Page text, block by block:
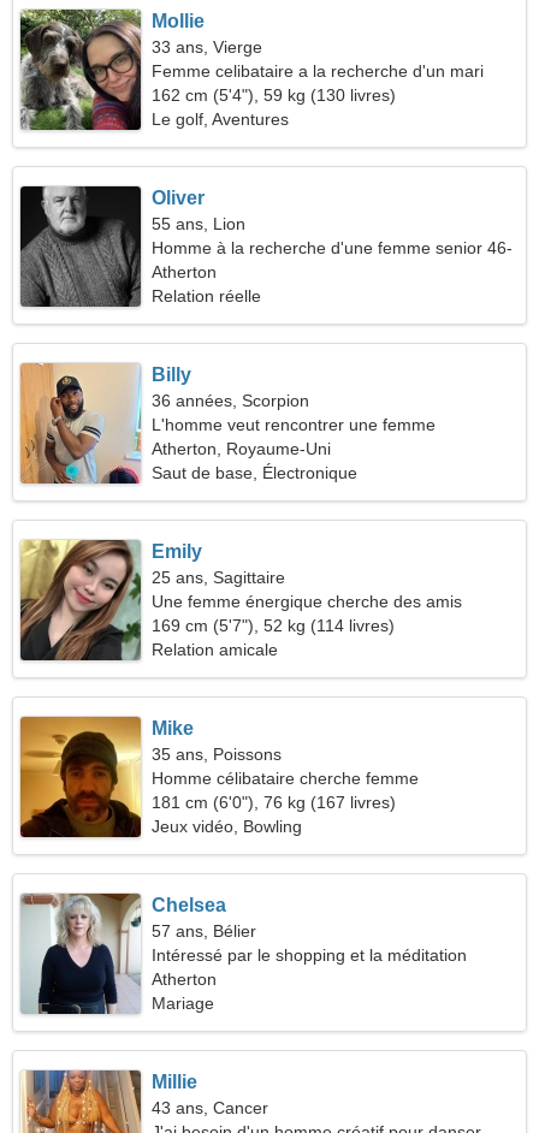
Mollie
33 ans, Vierge
Femme celibataire a la recherche d'un mari
162 cm (5'4"), 59 kg (130 livres)
Le golf, Aventures
Oliver
55 ans, Lion
Homme à la recherche d'une femme senior 46-
50
Atherton
Relation réelle
Billy
36 années, Scorpion
L'homme veut rencontrer une femme
Atherton, Royaume-Uni
Saut de base, Électronique
Emily
25 ans, Sagittaire
Une femme énergique cherche des amis
169 cm (5'7"), 52 kg (114 livres)
Relation amicale
Mike
35 ans, Poissons
Homme célibataire cherche femme
181 cm (6'0"), 76 kg (167 livres)
Jeux vidéo, Bowling
Chelsea
57 ans, Bélier
Intéressé par le shopping et la méditation
Atherton
Mariage
Millie
43 ans, Cancer